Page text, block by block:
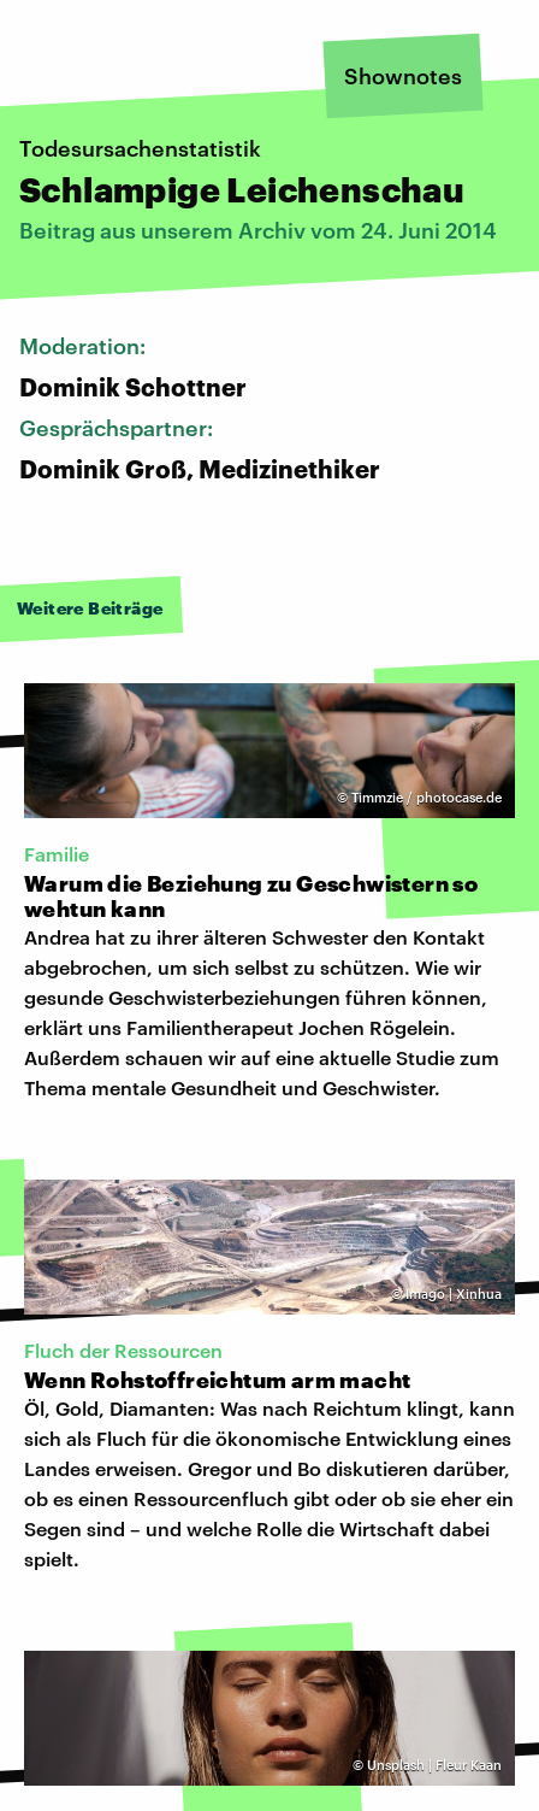
Shownotes
Todesursachenstatistik
Schlampige Leichenschau
Beitrag aus unserem Archiv vom 24. Juni 2014
Moderation:
Dominik Schottner
Gesprächspartner:
Dominik Groß, Medizinethiker
Weitere Beiträge
©Timmzie / photocase.de
Familie
Warum die Beziehung zu Geschwistern so
wehtun kann
Andrea hat zu ihrer älteren Schwester den Kontakt
abgebrochen, um sich selbst zu schützen. Wie wir
gesunde Geschwisterbeziehungen führen können,
erklärt uns Familientherapeut Jochen Rögelein.
Außerdem schauen wir auf eine aktuelle Studie zum
Thema mentale Gesundheit und Geschwister.
©Imago | Xinhua
Fluch der Ressourcen
Wenn Rohstoffreichtum arm macht
Öl, Gold, Diamanten: Was nach Reichtum klingt, kann
sich als Fluch für die ökonomische Entwicklung eines
Landes erweisen. Gregor und Bo diskutieren darüber,
ob es einen Ressourcenfluch gibt oder ob sie eher ein
Segen sind – und welche Rolle die Wirtschaft dabei
spielt.
© Unsplash | Fleur Kaan